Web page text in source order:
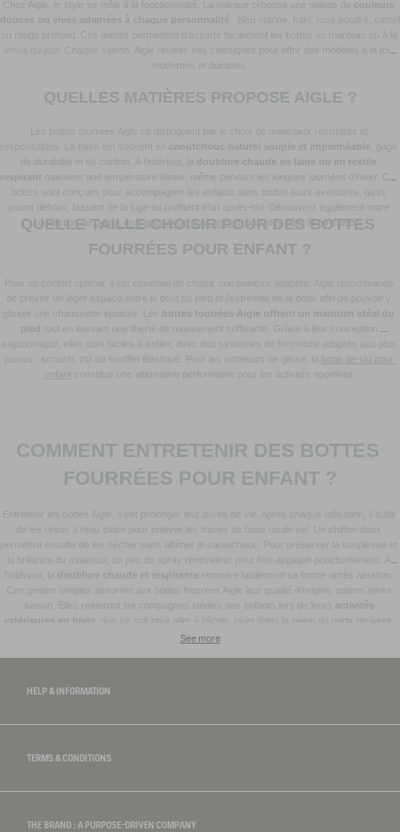
Chez Aigle, le style se mêle à la fonctionnalité. La marque propose une palette de couleurs
douces ou vives adaptées à chaque personnalité : bleu marine, kaki, rose poudré, camel
ou rouge profond. Ces teintes permettent d’assortir facilement les bottes au manteau ou à la
tenue du jour. Chaque saison, Aigle revisite ses classiques pour offrir des modèles à la fois
modernes et durables.
QUELLES MATIÈRES PROPOSE AIGLE ?
Les bottes fourrées Aigle se distinguent par le choix de matériaux résistants et
responsables. La base est souvent en caoutchouc naturel souple et imperméable , gage
de durabilité et de confort. À l’intérieur, la doublure chaude en laine ou en textile
respirant maintient une température idéale, même pendant les longues journées d’hiver. Ces
bottes sont conçues pour accompagner les enfants dans toutes leurs aventures, qu’ils
jouent dehors, fassent de la luge ou profitent d’un après-ski. Découvrez également notre
collection de bottes en caoutchouc pour enfant, parfaites pour la mi-saison.
QUELLE TAILLE CHOISIR POUR DES BOTTES
FOURRÉES POUR ENFANT ?
Pour un confort optimal, il est essentiel de choisir une pointure adaptée. Aigle recommande
de prévoir un léger espace entre le bout du pied et l’extrémité de la botte afin de pouvoir y
glisser une chaussette épaisse. Les bottes fourrées Aigle offrent un maintien idéal du
pied tout en laissant une liberté de mouvement suffisante. Grâce à leur conception
ergonomique, elles sont faciles à enfiler, avec des systèmes de fermeture adaptés aux plus
jeunes : scratch, zip ou soufflet élastiqué. Pour les amateurs de glisse, la botte de ski pour
enfant constitue une alternative performante pour les activités sportives.
COMMENT ENTRETENIR DES BOTTES
FOURRÉES POUR ENFANT ?
Entretenir les bottes Aigle, c’est prolonger leur durée de vie. Après chaque utilisation, il suffit
de les rincer à l’eau claire pour enlever les traces de boue ou de sel. Un chiffon doux
permettra ensuite de les sécher sans abîmer le caoutchouc. Pour préserver la souplesse et
la brillance du matériau, un peu de spray rénovateur peut être appliqué ponctuellement. À
l’intérieur, la doublure chaude et respirante retrouve facilement sa forme après aération.
Ces gestes simples assurent aux bottes fourrées Aigle leur qualité d’origine, saison après
saison. Elles resteront les compagnes idéales des enfants lors de leurs activités
extérieures en hiver , que ce soit pour aller à l’école, jouer dans la neige ou partir en week-
See more
HELP & INFORMATION
TERMS & CONDITIONS
THE BRAND : A PURPOSE-DRIVEN COMPANY